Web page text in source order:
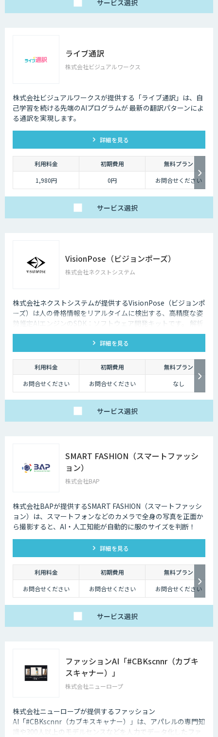
サービス選択
ライブ通訳
株式会社ビジュアルワークス
株式会社ビジュアルワークスが提供する「ライブ通訳」は、自
己学習を続ける先端のAIプログラムが 最新の翻訳パターンによ
る通訳を実現します。
詳細を見る
利用料金 初期費用
無料プラン
1,980円
0円 お問合せください
サービス選択
VisionPose（ビジョンポーズ）
株式会社ネクストシステム
株式会社ネクストシステムが提供するVisionPose（ビジョンポ
ーズ）は人の骨格情報をリアルタイムに検出する、高精度な姿
勢推定AIエンジンのSDK：ソフトウェア開発キットです。 解析
から得た骨格データは、用途やジャンルを問わず商用利用や研
究・開発に利用できます。
詳細を見る
利用料金 初期費用
無料プラン
お問合せください
お問合せください なし
サービス選択
SMART FASHION（スマートファッシ
ョン）
株式会社BAP
株式会社BAPが提供するSMART FASHION（スマートファッシ
ョン）は、スマートフォンなどのカメラで全身の写真を正面か
ら撮影すると、AI・人工知能が自動的に服のサイズを判断！
詳細を見る
利用料金 初期費用
無料プラン
お問合せください
お問合せください お問合せください
サービス選択
ファッションAI「#CBKscnnr（カブキ
スキャナー）」
株式会社ニューロープ
株式会社ニューロープが提供するファッション
AI「#CBKscnnr（カブキスキャナー）」は、アパレルの専門知
識や300人以上のモデルセンスなどを人力でデータ化したファ